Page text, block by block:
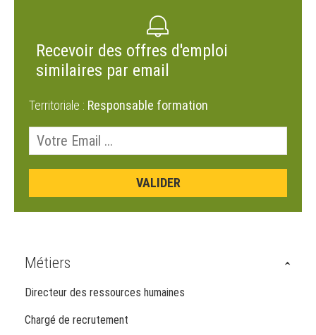
Recevoir des offres d'emploi
similaires par email
Territoriale : Responsable formation
Métiers
Directeur des ressources humaines
Chargé de recrutement